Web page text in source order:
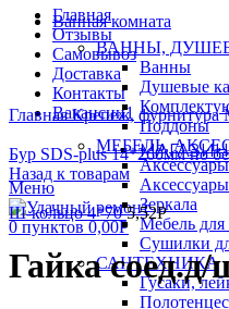
Главная
Отзывы
Самовывоз
Доставка
Контакты
Вакансии1
МАГАЗИН
Меню
0пунктов 0,00Р
Ванная комната
ВАННЫ,
Ванны
Душевые
Поддоны
МЕБЕЛЬ,
Зеркала
Мебель
Сушилки
САНТЕХНИКА
Гусаки,
Увеличить
ГлавнаяКрепеж, фурнитура
Бур SDS-plus 14*260мм по
Назад к товарам
Ш-кольцо 4*705,52Р
Гайка